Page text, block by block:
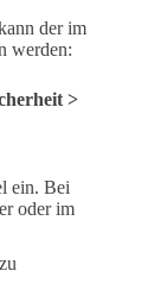
der im
werden:
>
ein. Bei
oder im